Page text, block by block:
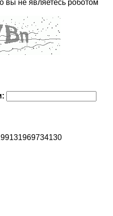
вы не являетесь роботом